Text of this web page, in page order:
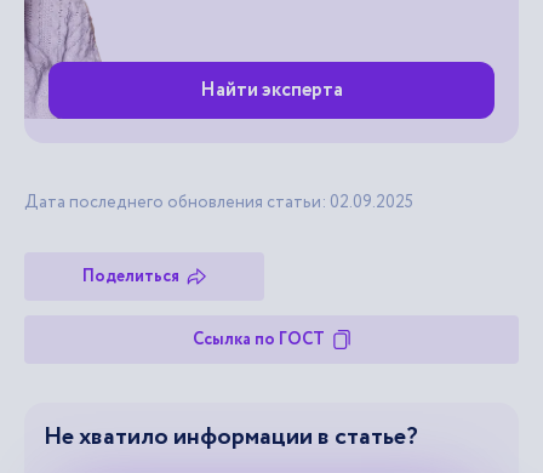
Найти эксперта
Дата последнего обновления статьи: 02.09.2025
Поделиться
Ссылка по ГОСТ
Не хватило информации в статье?